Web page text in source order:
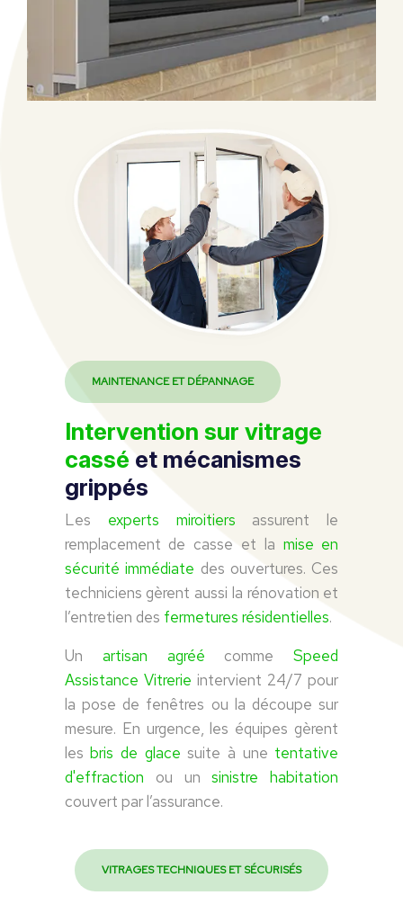
Transition intérieur-extérieur
Le bloc-baie avec
volet
motoriségarantit une
occultation totale
Confort thermique et intimité
MAINTENANCE ET DÉPANNAGE
Intervention sur vitrage
cassé et mécanismes
grippés
Les experts miroitiers assurent le
remplacement de casse et la mise en
sécurité immédiate des ouvertures. Ces
techniciens gèrent aussi la rénovation et
l’entretien des fermetures résidentielles.
Un artisan agréé commeSpeed
Assistance Vitrerie intervient 24/7 pour
la pose de fenêtres ou la découpe sur
mesure. En urgence, les équipes gèrent
lesbris de glace suite à une tentative
d'effraction ou unsinistre habitation
couvert par l’assurance.
VITRAGES TECHNIQUES ET SÉCURISÉS